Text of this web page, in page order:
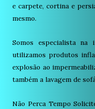
e carpete, cortina e
mesmo.
Somos especialista na
utilizamos produtos
explosão ao
também a lavagem de
Não Perca Tempo